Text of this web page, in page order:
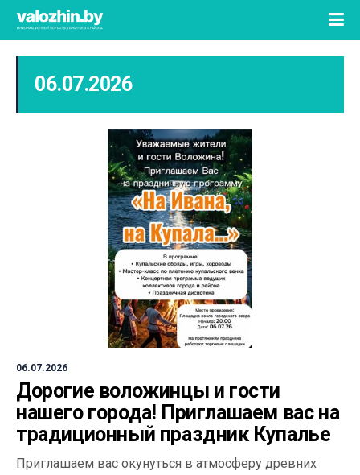
06.07.2026
06.07.2026
Дорогие воложинцы и гости
нашего города! Приглашаем вас на
традиционный праздник Купалье
Приглашаем вас окунуться в атмосферу древних